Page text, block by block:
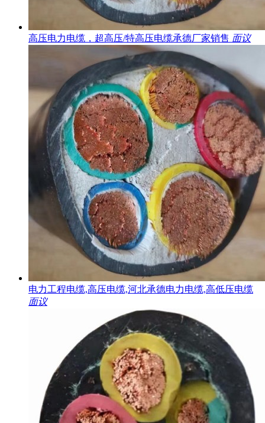
高压电力电缆，超高压/特高压电缆承德厂家销售 面议
电力工程电缆,高压电缆,河北承德电力电缆,高低压电缆
面议